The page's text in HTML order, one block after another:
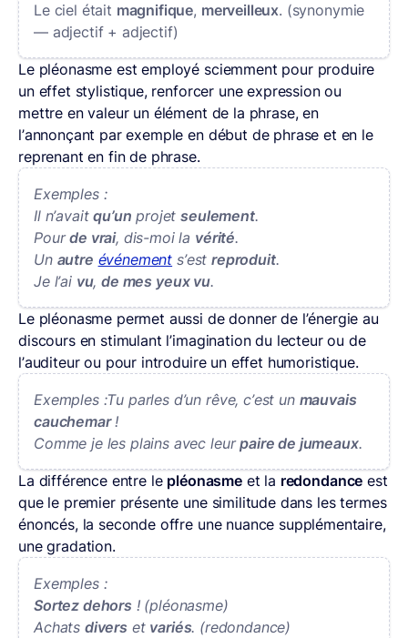
Le ciel était magnifique, merveilleux. (synonymie
— adjectif + adjectif)
Le pléonasme est employé sciemment pour produire
un effet stylistique, renforcer une expression ou
mettre en valeur un élément de la phrase, en
l’annonçant par exemple en début de phrase et en le
reprenant en fin de phrase.
Exemples :
Il n’avaitqu’un projetseulement.
Pourde vrai, dis-moi la vérité.
Un autre événement s’estreproduit.
Je l’ai vu,de mes yeux vu.
Le pléonasme permet aussi de donner de l’énergie au
discours en stimulant l’imagination du lecteur ou de
l’auditeur ou pour introduire un effet humoristique.
Exemples :Tu parles d’un rêve, c’est un mauvais
cauchemar!
Comme je les plains avec leurpaire de jumeaux.
La différence entre le pléonasmeet la redondance est
que le premier présente une similitude dans les termes
énoncés, la seconde offre une nuance supplémentaire,
une gradation.
Exemples :
Sortez dehors ! (pléonasme)
Achats divers et variés. (redondance)